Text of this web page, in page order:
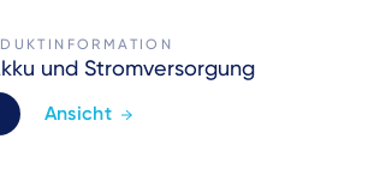
und Stromversorgung
Ansicht